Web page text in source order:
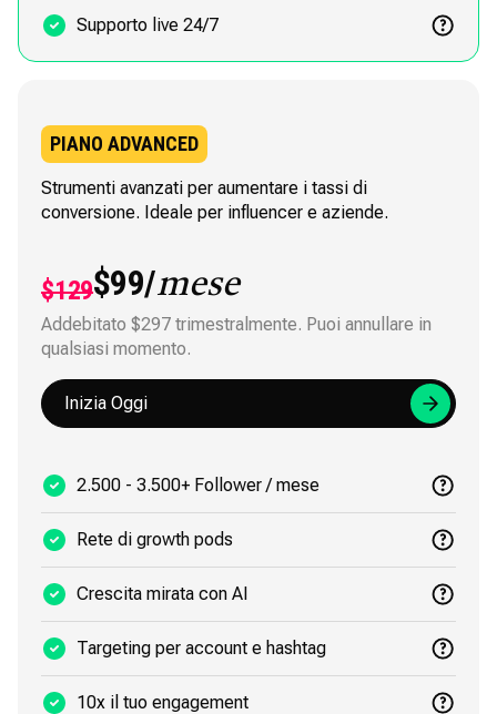
Supporto live 24/7
PIANO ADVANCED
Strumenti avanzati per aumentare i tassi di
conversione. Ideale per influencer e aziende.
$129$99/mese
Addebitato $297 trimestralmente. Puoi annullare in
qualsiasi momento.
Inizia Oggi
2.500 - 3.500+ Follower / mese
Rete di growth pods
Crescita mirata con AI
Targeting per account e hashtag
10x il tuo engagement